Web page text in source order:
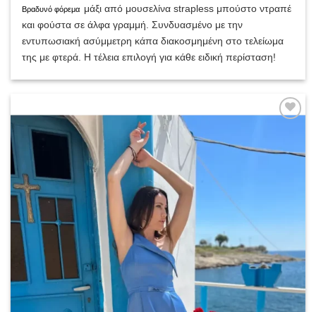
Βραδυνό φόρεμα μάξι από μουσελίνα strapless μπούστο ντραπέ
και φούστα σε άλφα γραμμή. Συνδυασμένο με την
εντυπωσιακή ασύμμετρη κάπα διακοσμημένη στο τελείωμα
της με φτερά. Η τέλεια επιλογή για κάθε ειδική περίσταση!